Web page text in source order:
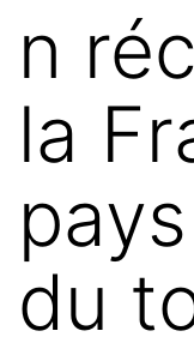
n
la
du